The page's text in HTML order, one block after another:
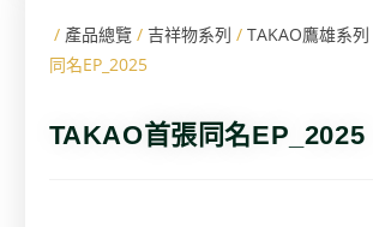
/ 產品總覽/ 吉祥物系列 / TAKAO鷹雄系列
同名EP_2025
TAKAO首張同名EP_2025